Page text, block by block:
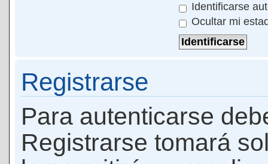
Identificarse
Ocultar mi
Registrarse
Para autenticarse
Registrarse tomará